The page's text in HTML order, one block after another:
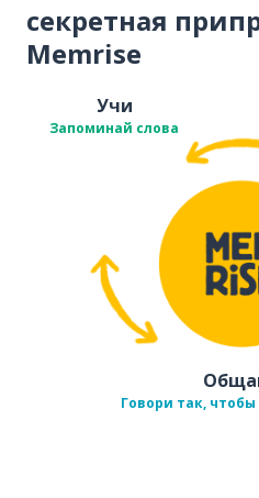
секретная
Memrise
Учи
Запоминай слова
Говори так,